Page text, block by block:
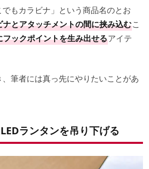
もカラビナ」という商品名のとお
とアタッチメントの間に挟み込むこ
フックポイントを生み出せるアイテ
筆者には真っ先にやりたいことがあ
ランタンを吊り下げる